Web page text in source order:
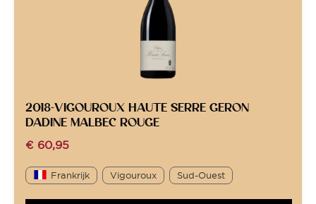
2018-VIGOUROUX HAUTE SERRE GERON
DADINE MALBEC ROUGE
€ 60,95
Frankrijk Vigouroux Sud-Ouest